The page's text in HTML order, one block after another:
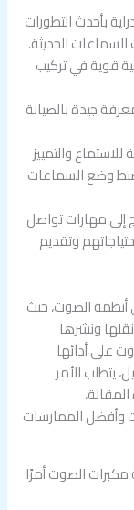
بأحدث التطورات
الحديثة.
قوية في تركيب
جيدة بالصيانة
والتمييز
وضع السماعات
إلى مهارات تواصل
وتقديم
أنظمة الصوت، حيث
ونشرها
على أدائها
يتطلب الأمر
الممارسات
الصوت أمرًا